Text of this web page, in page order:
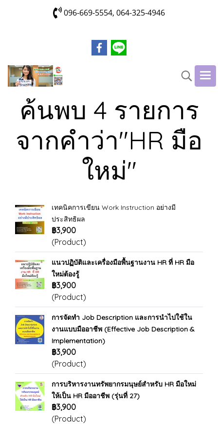
096-669-5554, 064-325-4946
ค้นพบ 4 รายการ
จากคำว่า"HR มือ
ใหม่"
เทคนิคการเขียน Work Instruction อย่างมี
ประสิทธิผล
฿3,900
(Product)
แนวปฏิบัติและเครื่องมือพื้นฐานงาน HR ที่ HR มือ
ใหม่ต้องรู้
฿3,900
(Product)
การจัดทำ Job Description และการนำไปใช้ใน
งานแบบมืออาชีพ (Effective Job Description &
Implementation)
฿3,900
(Product)
การบริหารงานทรัพยากรมนุษย์สำหรับ HR มือใหม่
ให้เป็น HR มืออาชีพ (รุ่นที่ 27)
฿3,900
(Product)